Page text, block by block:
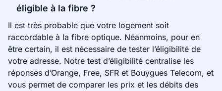
éligible à la fibre ?
Il est très probable que votre logement soit
raccordable à la fibre optique. Néanmoins, pour en
être certain, il est nécessaire de tester l’éligibilité de
votre adresse. Notre test d’éligibilité centralise les
réponses d’Orange, Free, SFR et Bouygues Telecom, et
vous permet de comparer les prix et les débits des